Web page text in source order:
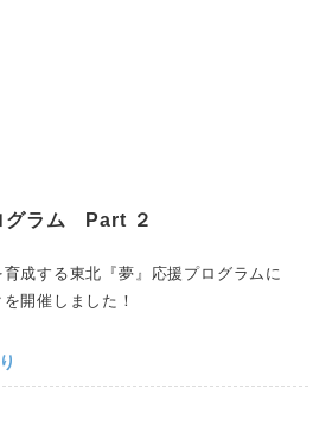
グラム Part ２
成する東北『夢』応援プログラムに
開催しました！